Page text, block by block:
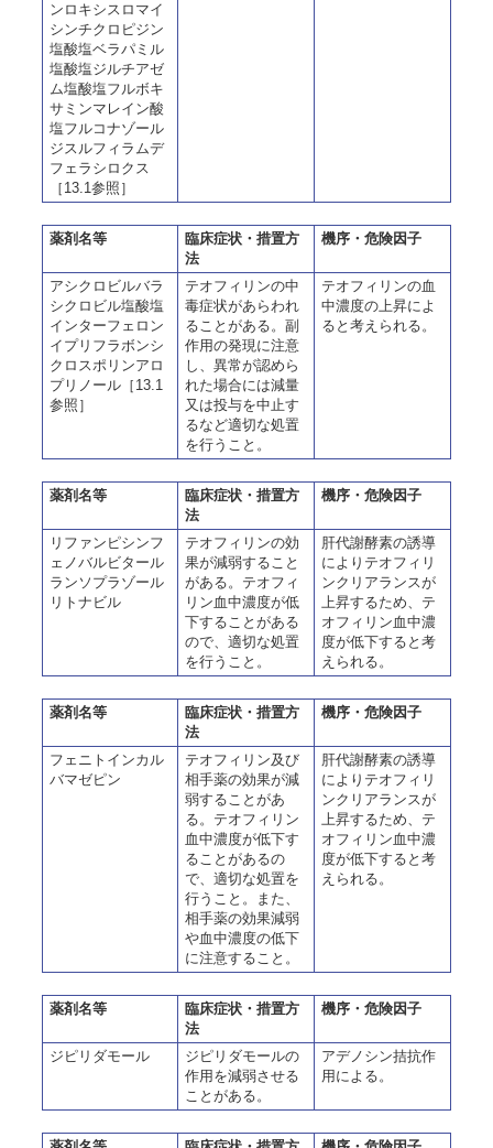
ンロキシスロマイ
シンチクロピジン
塩酸塩ベラパミル
塩酸塩ジルチアゼ
ム塩酸塩フルボキ
サミンマレイン酸
塩フルコナゾール
ジスルフィラムデ
フェラシロクス
［13.1参照］
薬剤名等
臨床症状・措置方
法
機序・危険因子
アシクロビルバラ
シクロビル塩酸塩
インターフェロン
イプリフラボンシ
クロスポリンアロ
プリノール［13.1
参照］
テオフィリンの中
毒症状があらわれ
ることがある。副
作用の発現に注意
し、異常が認めら
れた場合には減量
又は投与を中止す
るなど適切な処置
を行うこと。
テオフィリンの血
中濃度の上昇によ
ると考えられる。
薬剤名等
臨床症状・措置方
法
機序・危険因子
リファンピシンフ
ェノバルビタール
ランソプラゾール
リトナビル
テオフィリンの効
果が減弱すること
がある。テオフィ
リン血中濃度が低
下することがある
ので、適切な処置
を行うこと。
肝代謝酵素の誘導
によりテオフィリ
ンクリアランスが
上昇するため、テ
オフィリン血中濃
度が低下すると考
えられる。
薬剤名等
臨床症状・措置方
法
機序・危険因子
フェニトインカル
バマゼピン
テオフィリン及び
相手薬の効果が減
弱することがあ
る。テオフィリン
血中濃度が低下す
ることがあるの
で、適切な処置を
行うこと。また、
相手薬の効果減弱
や血中濃度の低下
に注意すること。
肝代謝酵素の誘導
によりテオフィリ
ンクリアランスが
上昇するため、テ
オフィリン血中濃
度が低下すると考
えられる。
薬剤名等
臨床症状・措置方
法
機序・危険因子
ジピリダモール
ジピリダモールの
作用を減弱させる
ことがある。
アデノシン拮抗作
用による。